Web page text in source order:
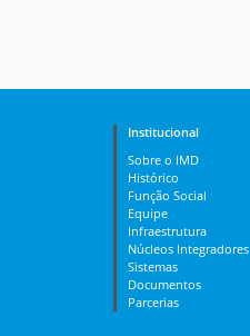
Institucional
Sobre o IMD
Histórico
Função Social
Equipe
Infraestrutura
Núcleos Integradores
Sistemas
Documentos
Parcerias